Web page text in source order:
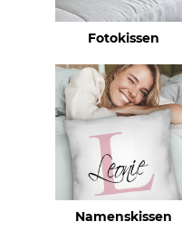
Fotokissen
Namenskissen